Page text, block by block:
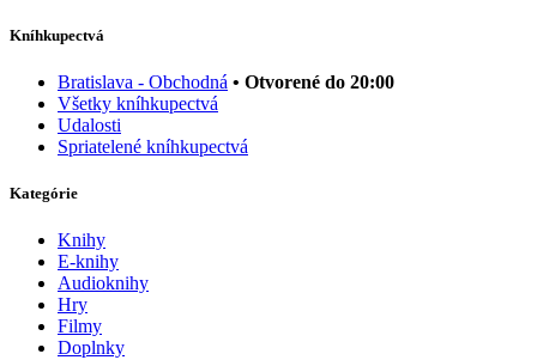
Kníhkupectvá
Bratislava - Obchodná • Otvorené do 20:00
Všetky kníhkupectvá
Udalosti
Spriatelené kníhkupectvá
Kategórie
Knihy
E-knihy
Audioknihy
Hry
Filmy
Doplnky